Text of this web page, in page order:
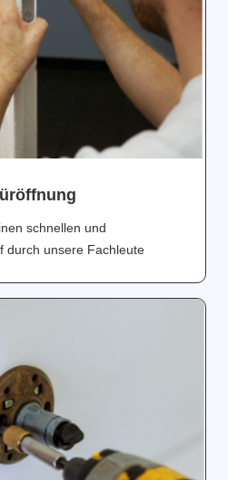
schnellen und
durch unsere Fachleute